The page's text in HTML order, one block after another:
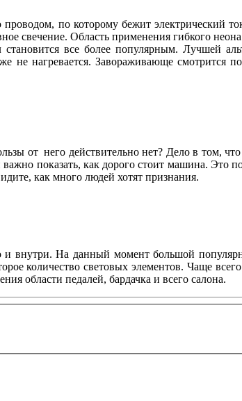
по которому бежит электрический
свечение. Область применения гибкого
все более популярным. Лучшей
не нагревается. Завораживающе смотрится
от него действительно нет? Дело в том,
показать, как дорого стоит машина. Это
как много людей хотят признания.
и внутри. На данный момент большой
количество световых элементов. Чаще
области педалей, бардачка и всего салона.